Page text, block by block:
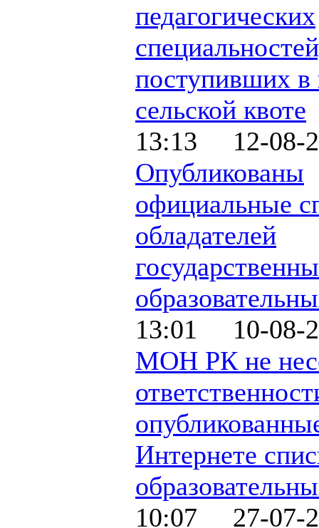
педагогических
поступивших в
сельской квоте
13:13 12-08-
Опубликованы
официальные
обладателей
13:01 10-08-
МОН РК не
Интернете
10:07 27-07-